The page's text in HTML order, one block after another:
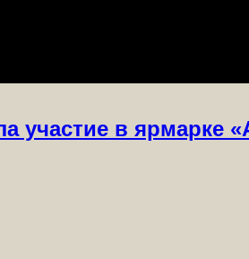
участие в ярмарке